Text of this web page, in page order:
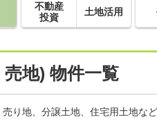
不動産
投資
土地活用
地) 物件一覧
り地、分譲土地、住宅用土地な